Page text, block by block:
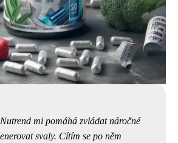
mi pomáhá zvládat náročné
svaly. Cítím se po něm